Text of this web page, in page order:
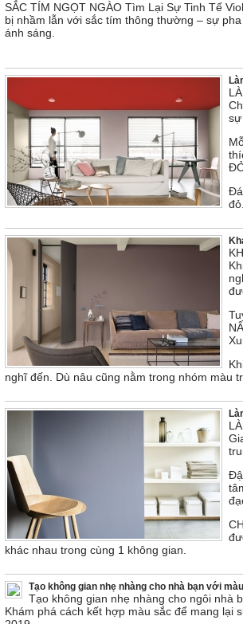
SẮC TÍM NGỌT NGÀO Tìm Lại Sự Tinh Tế
bị nhầm lẫn với sắc tím thông thường – sự
ánh sáng.
sự
đỏ.
nghĩ đến. Dù nâu cũng nằm trong nhóm màu
khác nhau trong cùng 1 không gian.
Tạo không gian nhẹ nhàng cho nhà bạn với
Tạo không gian nhẹ nhàng cho ngôi nhà
Khám phá cách kết hợp màu sắc để mang lại